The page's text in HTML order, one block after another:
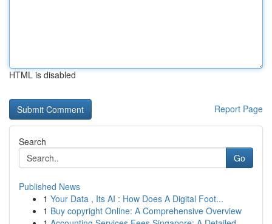
HTML is disabled
Report Page
Search
Go
Published News
1 Your Data , Its AI : How Does A Digital Foot...
1 Buy copyright Online: A Comprehensive Overview